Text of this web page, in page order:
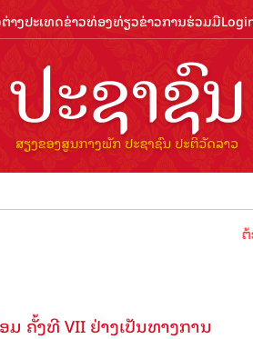
າງປະເທດຂ່າວທ່ອງທ່ຽວຂ່າວການຮ່ວມມື
ຕ້ອນຮັບປີທ່
ຄັ້ງທີ VII ຢ່າງເປັນທາງການ